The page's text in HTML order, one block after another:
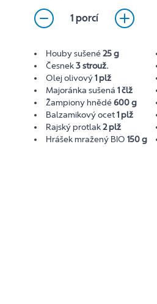
1 porcí
Houby sušené25 g
Česnek3 strouž.
Olej olivový1 plž
Majoránka sušená1 člž
Žampiony hnědé600 g
Balzamikový ocet1 plž
Rajský protlak2 plž
Hrášek mražený BIO150 g